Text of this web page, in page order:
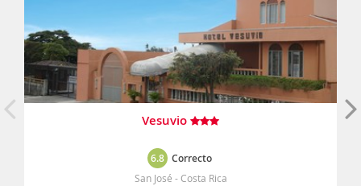
Vesuvio
6.8 Correcto
San José - Costa Rica